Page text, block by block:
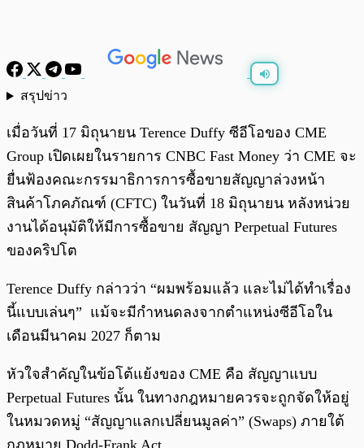
สรุปข่าว
เมื่อวันที่ 17 มิถุนายน Terence Duffy ซีอีโอของ CME
Group เปิดเผยในรายการ CNBC Fast Money ว่า CME จะ
ยื่นฟ้องคณะกรรมาธิการการซื้อขายสัญญาล่วงหน้า
สินค้าโภคภัณฑ์ (CFTC) ในวันที่ 18 มิถุนายน หลังหน่วย
งานได้อนุมัติให้มีการซื้อขาย สัญญา Perpetual Futures
ของคริปโต
Terence Duffy กล่าวว่า “ผมพร้อมแล้ว และไม่ได้ทำเรื่อง
นี้แบบเล่นๆ” แม้จะมีกำหนดลงจากตำแหน่งซีอีโอใน
เดือนมีนาคม 2027 ก็ตาม
หัวใจสำคัญในข้อโต้แย้งของ CME คือ สัญญาแบบ
Perpetual Futures นั้น ในทางกฎหมายควรจะถูกจัดให้อยู่
ในหมวดหมู่ “สัญญาแลกเปลี่ยนมูลค่า” (Swaps) ภายใต้